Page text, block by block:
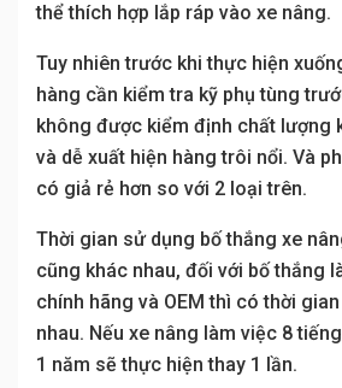
thể thích hợp lắp ráp vào xe nâng.
Tuy nhiên trước khi thực hiện
hàng cần kiểm tra kỹ phụ tùng
không được kiểm định chất lượng
và dễ xuất hiện hàng trôi nổi. Và
có giả rẻ hơn so với 2 loại trên.
Thời gian sử dụng bố thắng xe
cũng khác nhau, đối với bố thắng
chính hãng và OEM thì có thời
nhau. Nếu xe nâng làm việc 8
1 năm sẽ thực hiện thay 1 lần.